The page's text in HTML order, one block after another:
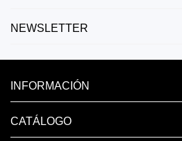
NEWSLETTER
INFORMACIÓN
CATÁLOGO